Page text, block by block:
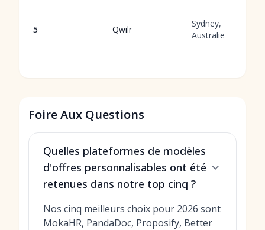
5 Qwilr
Sydney,
Australie
Foire Aux Questions
Quelles plateformes de modèles
d'offres personnalisables ont été
retenues dans notre top cinq ?
Nos cinq meilleurs choix pour 2026 sont
MokaHR, PandaDoc, Proposify, Better